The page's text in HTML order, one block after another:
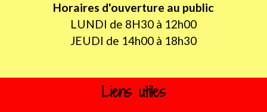
Horaires d'ouverture au public
LUNDI de 8H30 à 12h00
JEUDI de 14h00 à 18h30
Liens utiles